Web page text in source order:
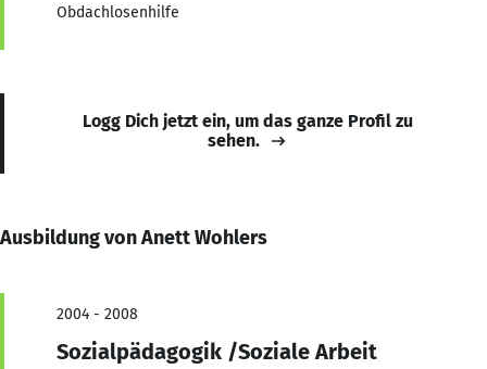
Obdachlosenhilfe
Logg Dich jetzt ein, um das ganze Profil zu
sehen.
Ausbildung von Anett Wohlers
2004 - 2008
Sozialpädagogik /Soziale Arbeit